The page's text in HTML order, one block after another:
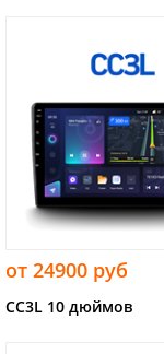
от 24900 руб
CC3L 10 дюймов